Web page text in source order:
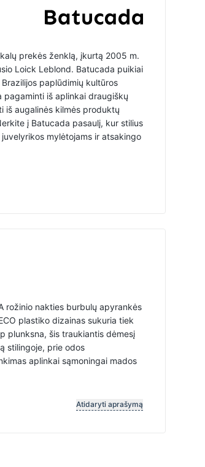
prekės ženklą, įkurtą 2005 m.
Loick Leblond. Batucada puikiai
paplūdimių kultūros
pagaminti iš aplinkai draugiškų
iš augalinės kilmės produktų
į Batucada pasaulį, kur stilius
mylėtojams ir atsakingo
rožinio nakties burbulų apyrankės
plastiko dizainas sukuria tiek
plunksna, šis traukiantis dėmesį
stilingoje, prie odos
aplinkai sąmoningai mados
Atidaryti aprašymą